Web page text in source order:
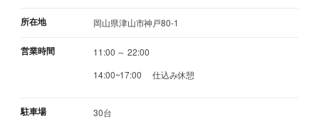
所在地 岡山県津山市神戸80-1
営業時間
11:00 ～ 22:00
14:00~17:00 仕込み休憩
駐車場 30台